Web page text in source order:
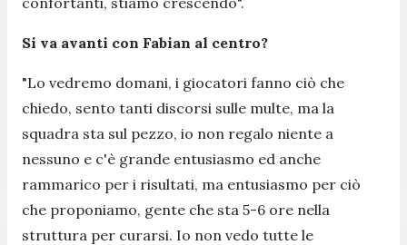
Si va avanti con Fabian al centro?
"Lo vedremo domani, i giocatori fanno ciò che
chiedo, sento tanti discorsi sulle multe, ma la
squadra sta sul pezzo, io non regalo niente a
nessuno e c'è grande entusiasmo ed anche
rammarico per i risultati, ma entusiasmo per ciò
che proponiamo, gente che sta 5-6 ore nella
struttura per curarsi. Io non vedo tutte le